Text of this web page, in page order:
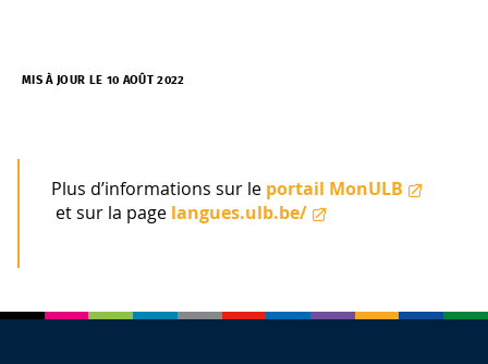
MIS À JOUR LE 10 AOÛT 2022
Plus d’informations sur le portail MonULB
et sur la page langues.ulb.be/